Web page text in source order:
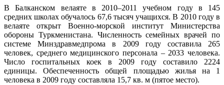
В Балканском велаяте в 2010–2011 учебном году в 145
средних школах обучалось 67,6 тысяч учащихся. В 2010 году в
велаяте открыт Военно-морской институт Министерства
обороны Туркменистана. Численность семейных врачей по
системе Минздравмедпрома в 2009 году составила 265
человек, среднего медицинского персонала – 2033 человека.
Число госпитальных коек в 2009 году составило 2224
единицы. Обеспеченность общей площадью жилья на 1
человека в 2009 году составляла 15,7 кв. м (пятое место).